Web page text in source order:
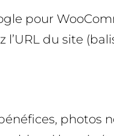
pour
du site
photos